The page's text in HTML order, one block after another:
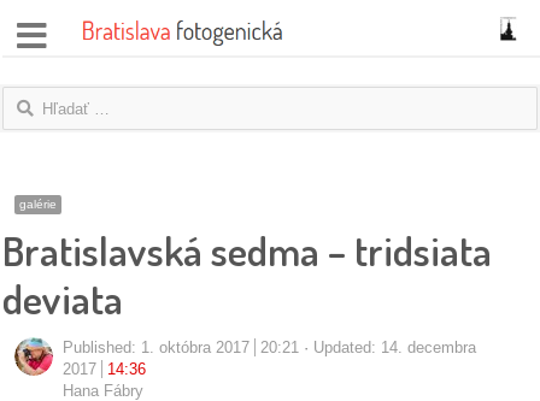
správy
názory
blogy
rozhovory
fotky
galérie
Bratislavská sedma – tridsiata
deviata
Published: 1. októbra 2017 20:21
Updated: 14. decembra
2017
14:36
Hana Fábry